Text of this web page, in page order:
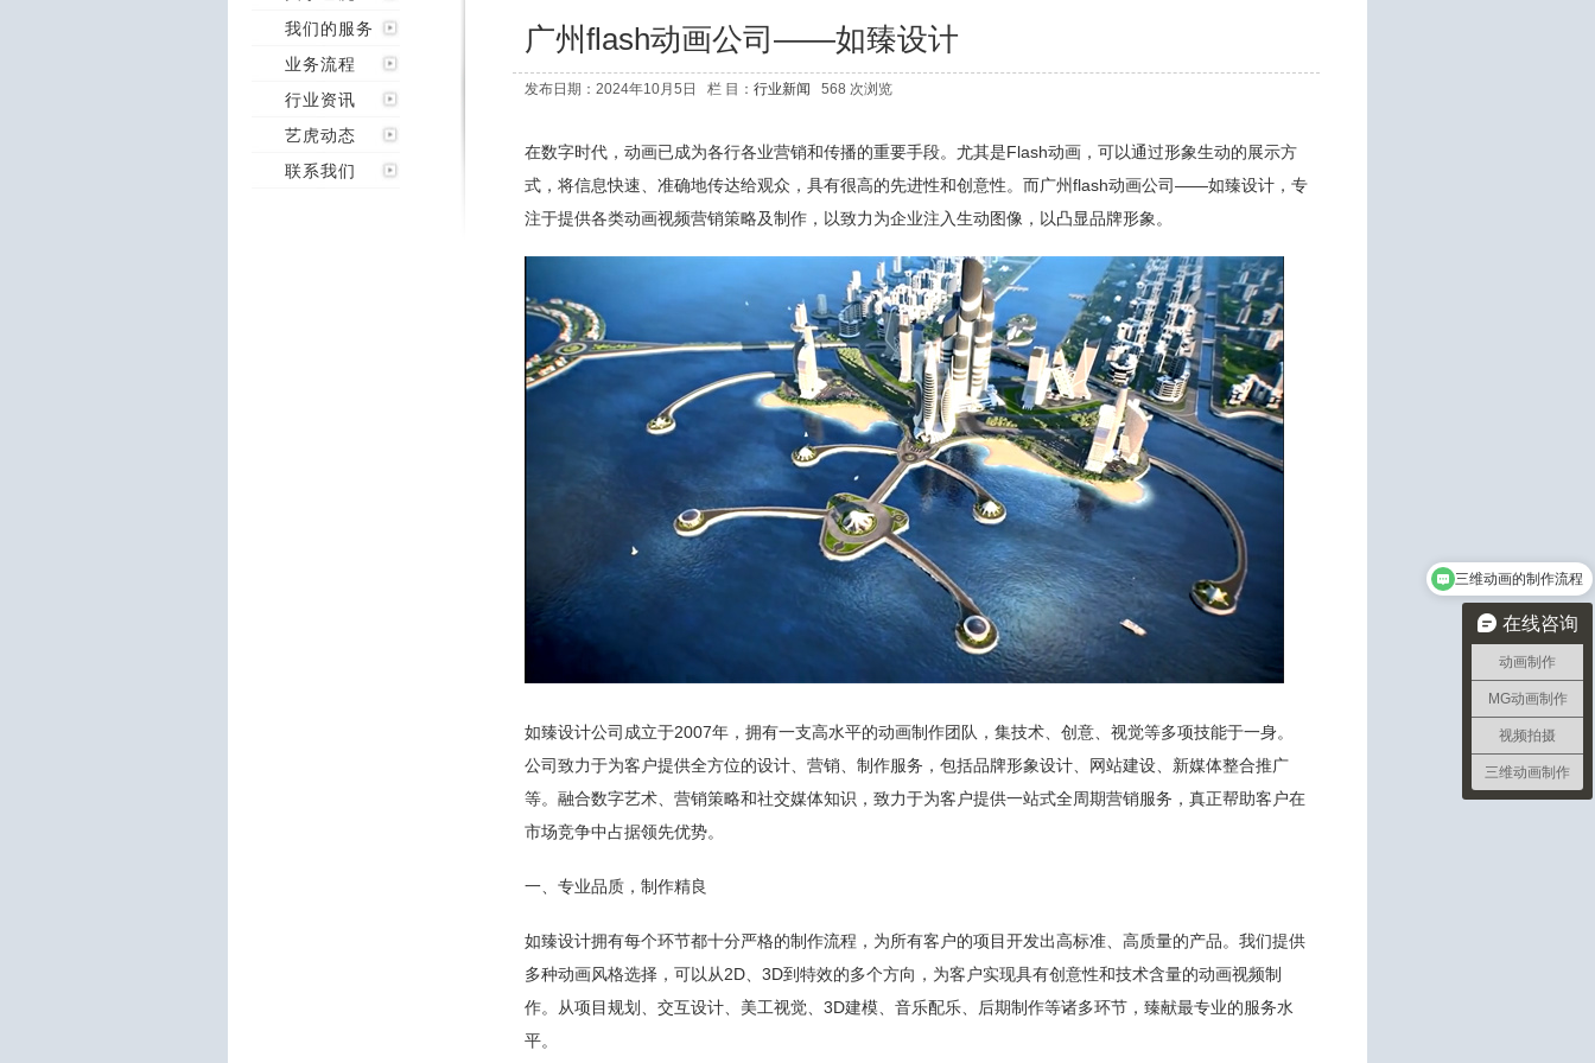
我们的服务
业务流程
行业资讯
艺虎动态
联系我们
广州flash动画公司——如臻设计
发布日期：2024年10月5日 栏 目： 行业新闻 568 次浏览
在数字时代，动画已成为各行各业营销和传播的重要手段。尤其是Flash动画，可以通过形象生动的展示方
式，将信息快速、准确地传达给观众，具有很高的先进性和创意性。而广州flash动画公司——如臻设计，专
注于提供各类动画视频营销策略及制作，以致力为企业注入生动图像，以凸显品牌形象。
如臻设计公司成立于2007年，拥有一支高水平的动画制作团队，集技术、创意、视觉等多项技能于一身。
公司致力于为客户提供全方位的设计、营销、制作服务，包括品牌形象设计、网站建设、新媒体整合推广
等。融合数字艺术、营销策略和社交媒体知识，致力于为客户提供一站式全周期营销服务，真正帮助客户在
市场竞争中占据领先优势。
一、专业品质，制作精良
如臻设计拥有每个环节都十分严格的制作流程，为所有客户的项目开发出高标准、高质量的产品。我们提供
多种动画风格选择，可以从2D、3D到特效的多个方向，为客户实现具有创意性和技术含量的动画视频制
作。从项目规划、交互设计、美工视觉、3D建模、音乐配乐、后期制作等诸多环节，臻献最专业的服务水
平。
在线咨询
动画制作
MG动画制作
视频拍摄
三维动画制作
三维动画的制作流程